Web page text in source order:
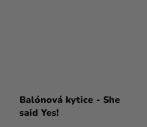
Balónová kytice - She
said Yes!